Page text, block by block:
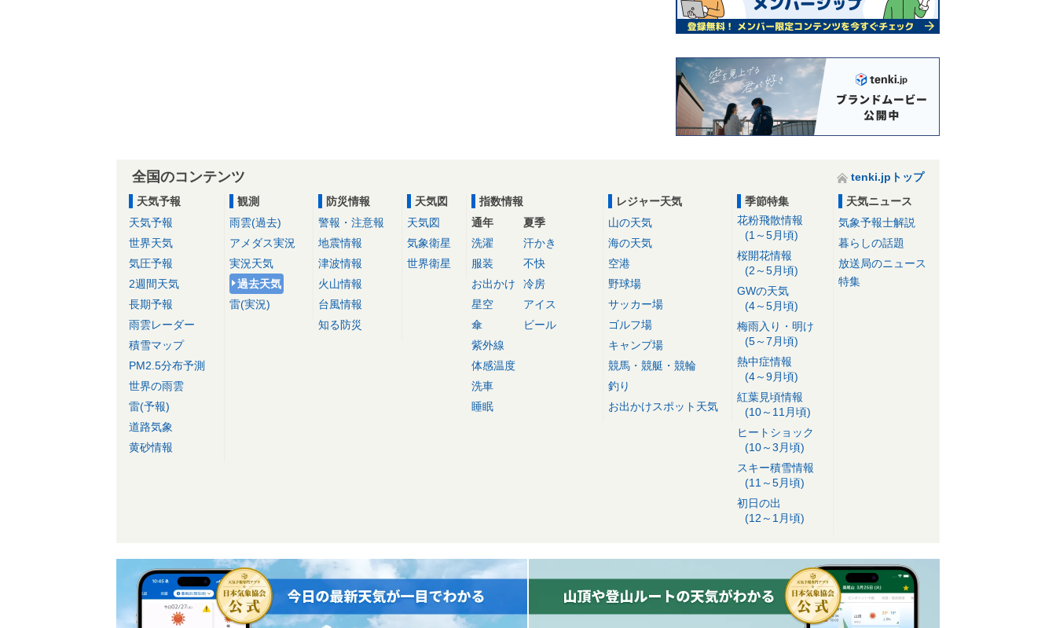
全国のコンテンツ
tenki.jpトップ
天気予報
天気予報
世界天気
気圧予報
2週間天気
長期予報
雨雲レーダー
積雪マップ
PM2.5分布予測
世界の雨雲
雷(予報)
道路気象
黄砂情報
観測
雨雲(過去)
アメダス実況
実況天気
過去天気
雷(実況)
防災情報
警報・注意報
地震情報
津波情報
火山情報
台風情報
知る防災
天気図
天気図
気象衛星
世界衛星
指数情報
通年
洗濯
服装
お出かけ
星空
傘
紫外線
体感温度
洗車
睡眠
夏季
汗かき
不快
冷房
アイス
ビール
レジャー天気
山の天気
海の天気
空港
野球場
サッカー場
ゴルフ場
キャンプ場
競馬・競艇・競輪
釣り
お出かけスポット天気
季節特集
花粉飛散情報
(1～5月頃)
桜開花情報
(2～5月頃)
GWの天気
(4～5月頃)
梅雨入り・明け
(5～7月頃)
熱中症情報
(4～9月頃)
紅葉見頃情報
(10～11月頃)
ヒートショック
(10～3月頃)
スキー積雪情報
(11～5月頃)
初日の出
(12～1月頃)
天気ニュース
気象予報士解説
暮らしの話題
放送局のニュース
特集